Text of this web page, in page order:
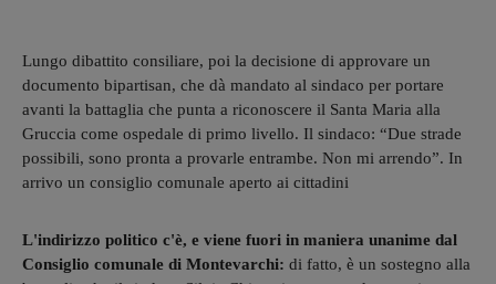
Lungo dibattito consiliare, poi la decisione di approvare un
documento bipartisan, che dà mandato al sindaco per portare
avanti la battaglia che punta a riconoscere il Santa Maria alla
Gruccia come ospedale di primo livello. Il sindaco: “Due strade
possibili, sono pronta a provarle entrambe. Non mi arrendo”. In
arrivo un consiglio comunale aperto ai cittadini
L'indirizzo politico c'è, e viene fuori in maniera unanime dal
Consiglio comunale di Montevarchi: di fatto, è un sostegno alla